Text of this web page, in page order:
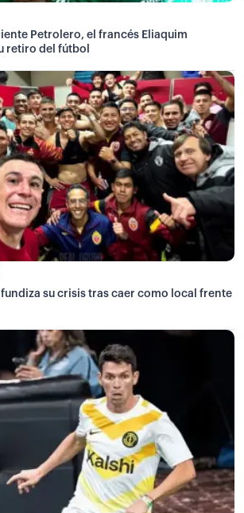
Petrolero, el francés Eliaquim
retiro del fútbol
su crisis tras caer como local frente